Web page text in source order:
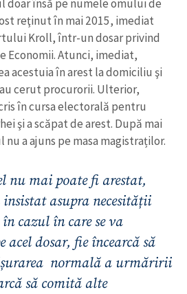
Despre ZdG
на русском
doar însă pe numele omului de
reţinut în mai 2015, imediat
Kroll, într-un dosar privind
Economii. Atunci, imediat,
acestuia în arest la domiciliu şi
cerut procurorii. Ulterior,
în cursa electorală pentru
şi a scăpat de arest. După mai
nu a ajuns pe masa magistraților.
nu mai poate fi arestat,
insistat asupra necesității
cazul în care se va
acel dosar, fie încearcă să
normală a urmăririi
să comită alte